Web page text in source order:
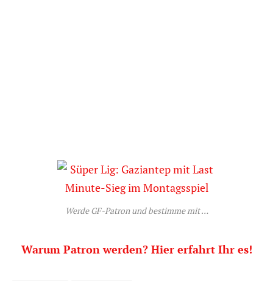
Werde GF-Patron und bestimme mit …
Warum Patron werden? Hier erfahrt Ihr es!